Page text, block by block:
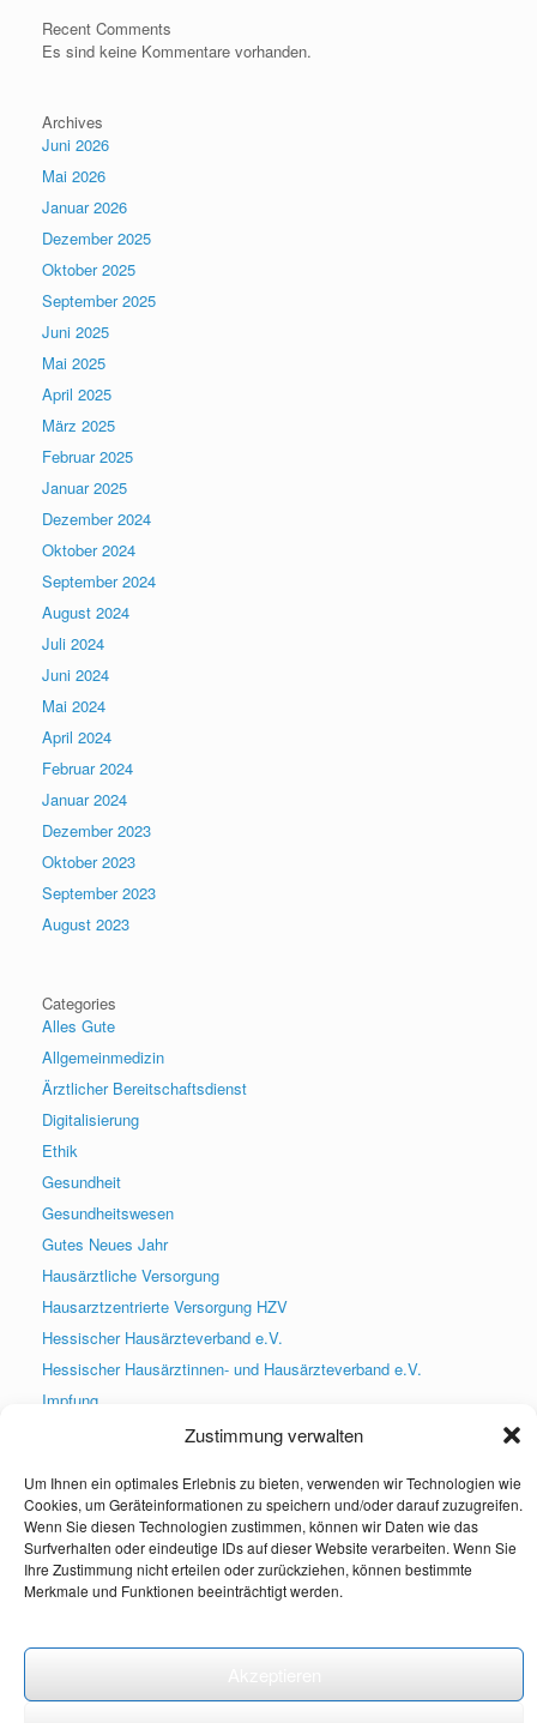
Zustimmung verwalten
Um Ihnen ein optimales Erlebnis zu bieten, verwenden wir Technologien wie
Cookies, um Geräteinformationen zu speichern und/oder darauf zuzugreifen.
Wenn Sie diesen Technologien zustimmen, können wir Daten wie das
Surfverhalten oder eindeutige IDs auf dieser Website verarbeiten. Wenn Sie
Ihre Zustimmung nicht erteilen oder zurückziehen, können bestimmte
Merkmale und Funktionen beeinträchtigt werden.
Recent Comments
Es sind keine Kommentare vorhanden.
Archives
Juni 2026
Mai 2026
Januar 2026
Dezember 2025
Oktober 2025
September 2025
Juni 2025
Mai 2025
April 2025
März 2025
Februar 2025
Januar 2025
Dezember 2024
Oktober 2024
September 2024
August 2024
Juli 2024
Juni 2024
Mai 2024
April 2024
Februar 2024
Januar 2024
Dezember 2023
Oktober 2023
September 2023
August 2023
Categories
Alles Gute
Allgemeinmedizin
Ärztlicher Bereitschaftsdienst
Digitalisierung
Ethik
Gesundheit
Gesundheitswesen
Gutes Neues Jahr
Hausärztliche Versorgung
Hausarztzentrierte Versorgung HZV
Hessischer Hausärzteverband e.V.
Hessischer Hausärztinnen- und Hausärzteverband e.V.
Impfung
Praxis wieder geöffnet
PraxisApp
Praxisneuigkeiten
Presse
Uncategorized